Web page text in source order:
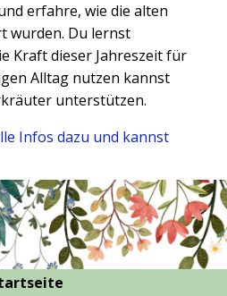
erfahre, wie die alten
wurden. Du lernst
Kraft dieser Jahreszeit für
Alltag nutzen kannst
unterstützen.
Infos dazu und kannst